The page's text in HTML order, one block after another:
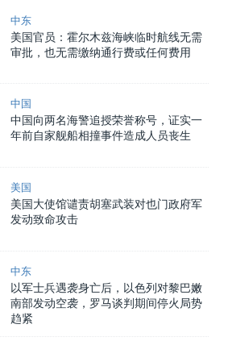
中东
美国官员：霍尔木兹海峡临时航线无需
审批，也无需缴纳通行费或任何费用
中国
中国向两名海警追授荣誉称号，证实一
年前自家舰船相撞事件造成人员丧生
美国
美国大使馆谴责胡塞武装对也门政府军
发动致命攻击
中东
以军士兵遇袭身亡后，以色列对黎巴嫩
南部发动空袭，罗马谈判期间停火局势
趋紧